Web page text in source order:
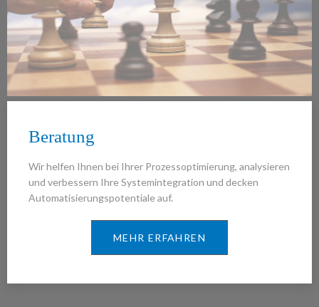
Beratung
Wir helfen Ihnen bei Ihrer Prozessoptimierung, analysieren
und verbessern Ihre Systemintegration und decken
Automatisierungspotentiale auf.
MEHR ERFAHREN